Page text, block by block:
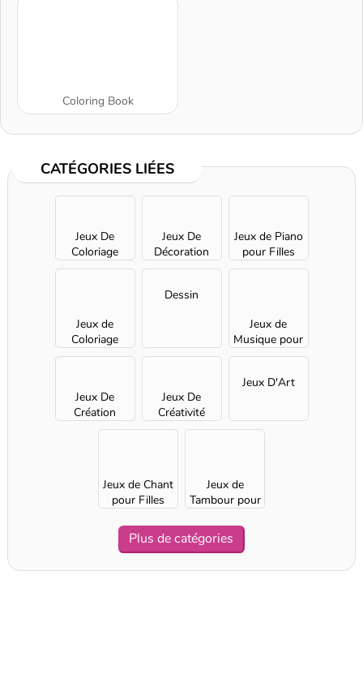
Coloring Book
CATÉGORIES LIÉES
Jeux De
Coloriage
Jeux De
Décoration
Jeux de Piano
pour Filles
Jeux de
Coloriage
pour Filles
Dessin
Jeux de
Musique pour
Filles
Jeux De
Création
Jeux De
Créativité
Jeux D'Art
Jeux de Chant
pour Filles
Jeux de
Tambour pour
Plus de catégories